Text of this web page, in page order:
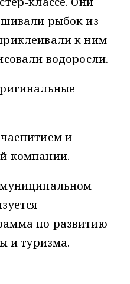
рыбок из
к ним
водоросли.
и
компании.
по развитию
и туризма.